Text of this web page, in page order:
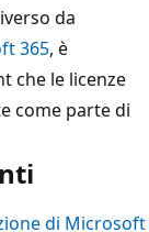
da
365, è
che le licenze
come parte di
di Microsoft